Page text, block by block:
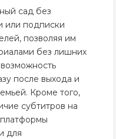
сад без
или подписки
позволяя им
без лишних
после выхода и
Кроме того,
субтитров на
для